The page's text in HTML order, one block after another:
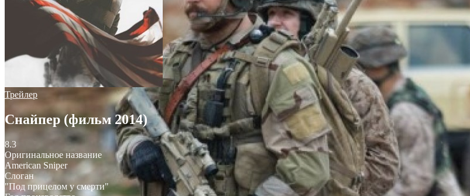
Трейлер
Снайпер (фильм 2014)
8.3
Оригинальное название
American Sniper
Слоган
"Под прицелом у смерти"